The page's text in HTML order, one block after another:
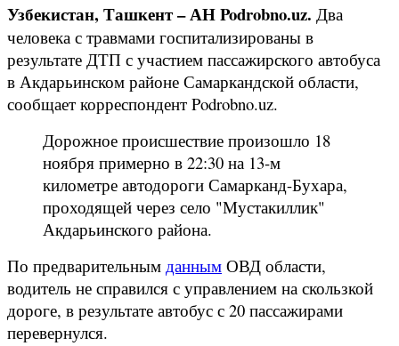
Узбекистан, Ташкент – АН Podrobno.uz. Два
человека с травмами госпитализированы в
результате ДТП с участием пассажирского автобуса
в Акдарьинском районе Самаркандской области,
сообщает корреспондент Podrobno.uz.
Дорожное происшествие произошло 18
ноября примерно в 22:30 на 13-м
километре автодороги Самарканд-Бухара,
проходящей через село "Мустакиллик"
Акдарьинского района.
По предварительным данным ОВД области,
водитель не справился с управлением на скользкой
дороге, в результате автобус с 20 пассажирами
перевернулся.